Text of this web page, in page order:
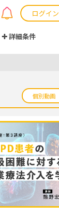
ログイン
詳細条件
個別動画